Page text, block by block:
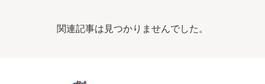
関連記事は見つかりませんでした。